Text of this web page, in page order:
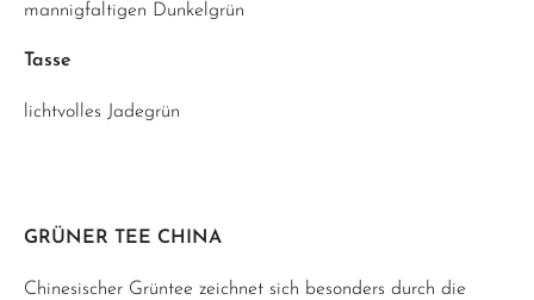
mannigfaltigen Dunkelgrün
Tasse
lichtvolles Jadegrün
GRÜNER TEE CHINA
Chinesischer Grüntee zeichnet sich besonders durch die